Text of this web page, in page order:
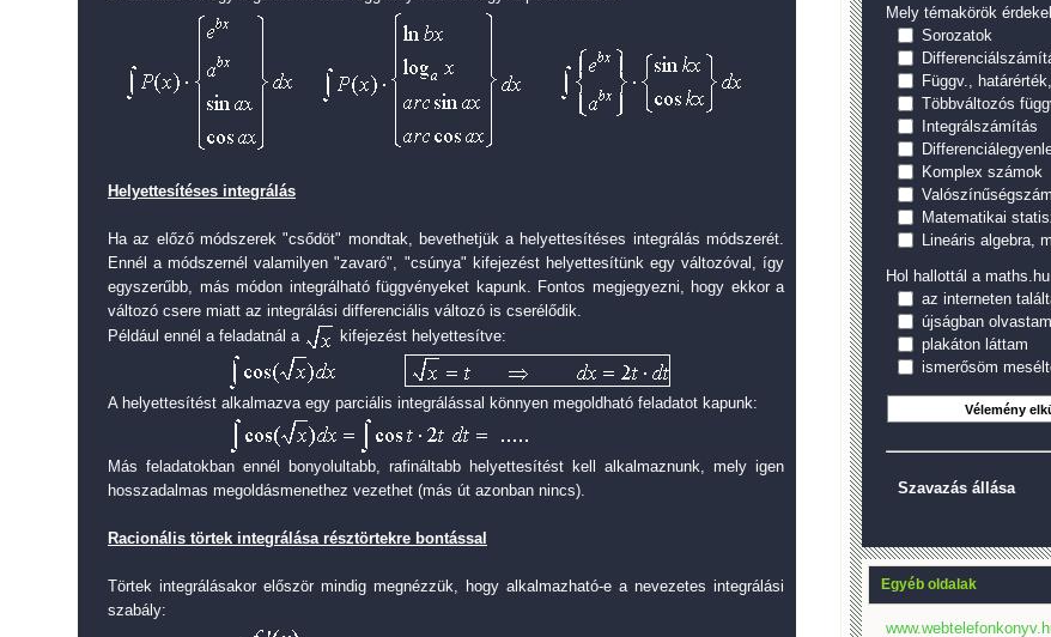
Helyettesítéses integrálás
Ha az előző módszerek "csődöt" mondtak, bevethetjük a helyettesítéses integrálás módszerét.
Ennél a módszernél valamilyen "zavaró", "csúnya" kifejezést helyettesítünk egy változóval, így
egyszerűbb, más módon integrálható függvényeket kapunk. Fontos megjegyezni, hogy ekkor a
változó csere miatt az integrálási differenciális változó is cserélődik.
Például ennél a feladatnál a
kifejezést helyettesítve:
A helyettesítést alkalmazva egy parciális integrálással könnyen megoldható feladatot kapunk:
Más feladatokban ennél bonyolultabb, rafináltabb helyettesítést kell alkalmaznunk, mely igen
hosszadalmas megoldásmenethez vezethet (más út azonban nincs).
Racionális törtek integrálása résztörtekre bontással
Törtek integrálásakor először mindig megnézzük, hogy alkalmazható-e a nevezetes integrálási
szabály:
Mely témakörök
Sorozatok
Függv.,
Többváltozós
Integrálszámítás
Komplex számok
Matematikai
Lineáris algebra,
Hol hallottál a
az interneten
újságban olvastam
plakáton láttam
ismerősöm
Szavazás állása
Egyéb oldalak